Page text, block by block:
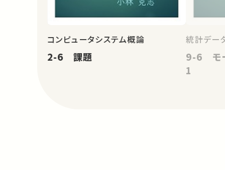
コンピュータシステム概論
2-6 課題
統計デー
9-6 モ
1